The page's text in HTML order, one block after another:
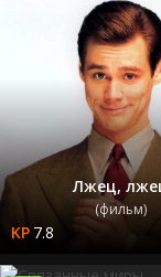
Лжец,
(фильм)
7.8